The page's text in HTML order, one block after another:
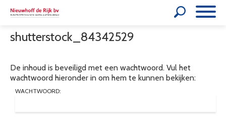
shutterstock_84342529
De inhoud is beveiligd met een wachtwoord. Vul het
wachtwoord hieronder in om hem te kunnen bekijken:
WACHTWOORD: